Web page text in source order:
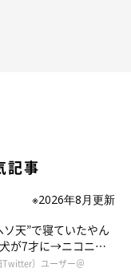
記事
※2026年8月更新
天”で寝ていたやん
が7才に→ニコニ
”が魅力のコに成
Twitter）ユーザー＠